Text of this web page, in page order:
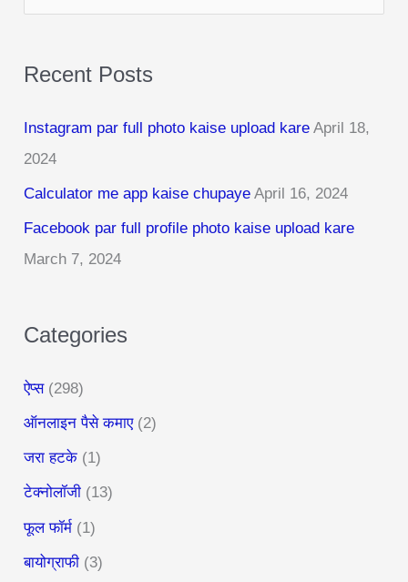
e
r
h
f
o
r
:
Recent Posts
Instagram par full photo kaise upload kare April 18,
2024
Calculator me app kaise chupaye April 16, 2024
Facebook par full profile photo kaise upload kare
March 7, 2024
Categories
ऐप्स(298)
ऑनलाइन पैसे कमाए(2)
जरा हटके (1)
टेक्नोलॉजी (13)
फूल फॉर्म (1)
बायोग्राफी (3)